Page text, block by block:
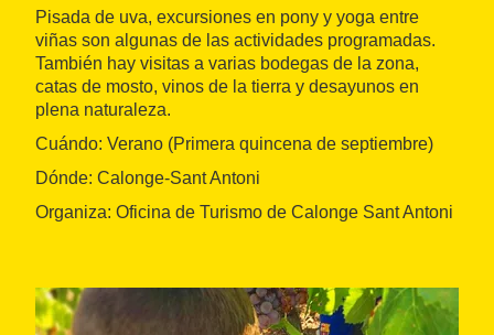
Pisada de uva, excursiones en pony y yoga entre
viñas son algunas de las actividades programadas.
También hay visitas a varias bodegas de la zona,
catas de mosto, vinos de la tierra y desayunos en
plena naturaleza.
Cuándo: Verano (Primera quincena de septiembre)
Dónde: Calonge-Sant Antoni
Organiza: Oficina de Turismo de Calonge Sant Antoni